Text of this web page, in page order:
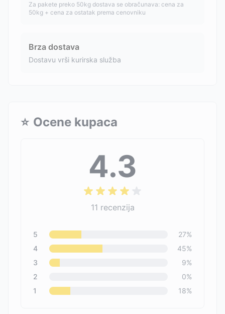
Za pakete preko 50kg dostava se obračunava: cena za
50kg + cena za ostatak prema cenovniku
Brza dostava
Dostavu vrši kurirska služba
⭐ Ocene kupaca
4.3
11 recenzija
5 27%
4
45%
3
9%
2
0%
1
18%